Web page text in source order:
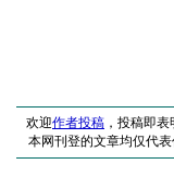
欢迎作者投稿 ，投稿即
本网刊登的文章均仅代